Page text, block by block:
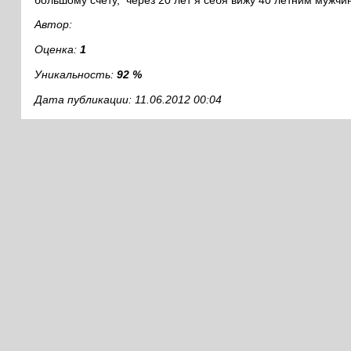
Автор:
Оценка: 1
Уникальность: 92 %
Дата публикации: 11.06.2012 00:04